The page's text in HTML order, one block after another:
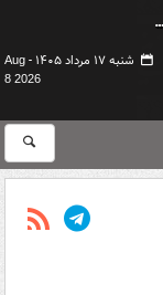
شنبه ۱۷ مرداد ۱۴۰۵ -
Aug
8 2026